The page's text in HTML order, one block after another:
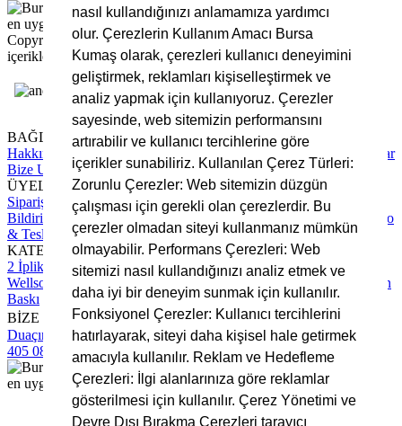
nasıl kullandığınızı anlamamıza yardımcı
olur. Çerezlerin Kullanım Amacı Bursa
Kumaş olarak, çerezleri kullanıcı deneyimini
geliştirmek, reklamları kişiselleştirmek ve
analiz yapmak için kullanıyoruz. Çerezler
sayesinde, web sitemizin performansını
artırabilir ve kullanıcı tercihlerine göre
içerikler sunabiliriz. Kullanılan Çerez Türleri:
Zorunlu Çerezler: Web sitemizin düzgün
çalışması için gerekli olan çerezlerdir. Bu
çerezler olmadan siteyi kullanmanız mümkün
olmayabilir. Performans Çerezleri: Web
sitemizi nasıl kullandığınızı analiz etmek ve
daha iyi bir deneyim sunmak için kullanılır.
Fonksiyonel Çerezler: Kullanıcı tercihlerini
hatırlayarak, siteyi daha kişisel hale getirmek
amacıyla kullanılır. Reklam ve Hedefleme
Çerezleri: İlgi alanlarınıza göre reklamlar
gösterilmesi için kullanılır. Çerez Yönetimi ve
Devre Dışı Bırakma Çerezleri tarayıcı
Copyright © 2025 Bursa Kumaş, Tüm Hakları Saklıdır. Site
içerikleri ve görsellerin izinsiz kullanımı yasaktır.
BAĞLANTILAR
Hakkımızda
Sıkça Sorulan Sorular
Bize Ulaşın
ÜYELİK
Sipariş TakipHesap Numaralarımız Üyelik SözleşmesiÖdeme
Bildirimi Yapın
Mesafeli Satış Sözleşmesi
Kargo
& Teslimat Süreci
KATEGORİLER
2 İplik Kumaş3 İplik Kumaşİnterlok KumaşKadife Kumaş
Wellsoft Kumaş
Polar Kumaş
Rotasyon
Baskı
BİZE ULAŞIN
Duaçınar Mah 2. Belde Sokak No:4/1 No: 1 Yıldırım/Bursa0224
405 08 16
info@bursakumas.com.tr